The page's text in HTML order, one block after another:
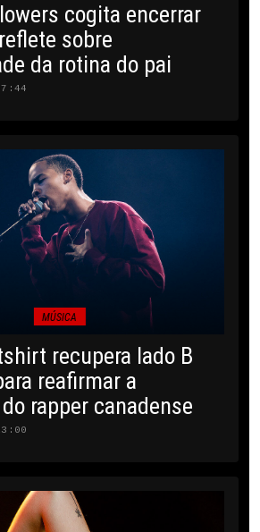
cogita encerrar
sobre
da rotina do pai
MÚSICA
recupera lado B
reafirmar a
rapper canadense